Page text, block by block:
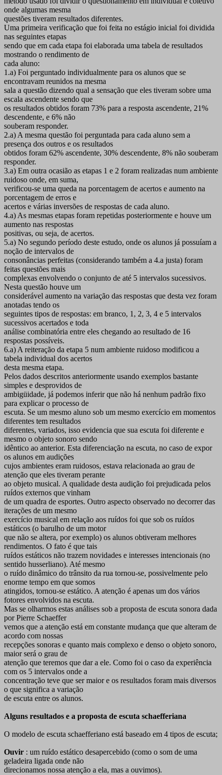
onde algumas mesma
questões tiveram resultados diferentes.
Uma primeira verificação que foi feita no estágio inicial foi dividida
nas seguintes etapas
sendo que em cada etapa foi elaborada uma tabela de resultados
mostrando o rendimento de
cada aluno:
1.a) Foi perguntado individualmente para os alunos que se
encontravam reunidos na mesma
sala a questão dizendo qual a sensação que eles tiveram sobre uma
escala ascendente sendo que
os resultados obtidos foram 73% para a resposta ascendente, 21%
descendente, e 6% não
souberam responder.
2.a) A mesma questão foi perguntada para cada aluno sem a
presença dos outros e os resultados
obtidos foram 62% ascendente, 30% descendente, 8% não souberam
responder.
3.a) Em outra ocasião as etapas 1 e 2 foram realizadas num ambiente
ruidoso onde, em suma,
verificou-se uma queda na porcentagem de acertos e aumento na
porcentagem de erros e
acertos e várias inversões de respostas de cada aluno.
4.a) As mesmas etapas foram repetidas posteriormente e houve um
aumento nas respostas
positivas, ou seja, de acertos.
5.a) No segundo período deste estudo, onde os alunos já possuíam a
noção de intervalos de
consonâncias perfeitas (considerando também a 4.a justa) foram
feitas questões mais
complexas envolvendo o conjunto de até 5 intervalos sucessivos.
Nesta questão houve um
considerável aumento na variação das respostas que desta vez foram
anotadas tendo os
seguintes tipos de respostas: em branco, 1, 2, 3, 4 e 5 intervalos
sucessivos acertados e toda
análise combinatória entre eles chegando ao resultado de 16
respostas possíveis.
6.a) A reiteração da etapa 5 num ambiente ruidoso modificou a
tabela individual dos acertos
desta mesma etapa.
Pelos dados descritos anteriormente usando exemplos bastante
simples e desprovidos de
ambigüidade, já podemos inferir que não há nenhum padrão fixo
para explicar o processo de
escuta. Se um mesmo aluno sob um mesmo exercício em momentos
diferentes tem resultados
diferentes, variados, isso evidencia que sua escuta foi diferente e
mesmo o objeto sonoro sendo
idêntico ao anterior. Esta diferenciação na escuta, no caso de expor
os alunos em audições
cujos ambientes eram ruidosos, estava relacionada ao grau de
atenção que eles tiveram perante
ao objeto musical. A qualidade desta audição foi prejudicada pelos
ruídos externos que vinham
de um quadra de esportes. Outro aspecto observado no decorrer das
iterações de um mesmo
exercício musical em relação aos ruídos foi que sob os ruídos
estáticos (o barulho de um motor
que não se altera, por exemplo) os alunos obtiveram melhores
rendimentos. O fato é que tais
ruídos estáticos não trazem novidades e interesses intencionais (no
sentido husserliano). Até mesmo
o ruído dinâmico do trânsito da rua tornou-se, possivelmente pelo
enorme tempo em que somos
atingidos, tornou-se estático. A atenção é apenas um dos vários
fotores envolvidos na escuta.
Mas se olharmos estas análises sob a proposta de escuta sonora dada
por Pierre Schaeffer
vemos que a atenção está em constante mudança que que alteram de
acordo com nossas
recepções sonoras e quanto mais complexo e denso o objeto sonoro,
maior será o grau de
atenção que teremos que dar a ele. Como foi o caso da experiência
com os 5 intervalos onde a
concentração teve que ser maior e os resultados foram mais diversos
o que significa a variação
de escuta entre os alunos.
Alguns resultados e a proposta de escuta schaefferiana
O modelo de escuta schaefferiano está baseado em 4 tipos de escuta;
Ouvir : um ruído estático desapercebido (como o som de uma
geladeira ligada onde não
direcionamos nossa atenção a ela, mas a ouvimos).